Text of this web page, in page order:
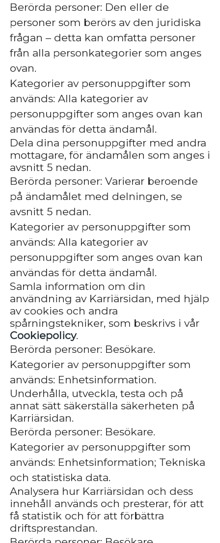
Berörda personer: Den eller de
personer som berörs av den juridiska
frågan – detta kan omfatta personer
från alla personkategorier som anges
ovan.
Kategorier av personuppgifter som
används: Alla kategorier av
personuppgifter som anges ovan kan
användas för detta ändamål.
Dela dina personuppgifter med andra
mottagare, för ändamålen som anges i
avsnitt 5 nedan.
Berörda personer: Varierar beroende
på ändamålet med delningen, se
avsnitt 5 nedan.
Kategorier av personuppgifter som
används: Alla kategorier av
personuppgifter som anges ovan kan
användas för detta ändamål.
Samla information om din
användning av Karriärsidan, med hjälp
av cookies och andra
spårningstekniker, som beskrivs i vår
Cookiepolicy.
Berörda personer: Besökare.
Kategorier av personuppgifter som
används: Enhetsinformation.
Underhålla, utveckla, testa och på
annat sätt säkerställa säkerheten på
Karriärsidan.
Berörda personer: Besökare.
Kategorier av personuppgifter som
används: Enhetsinformation; Tekniska
och statistiska data.
Analysera hur Karriärsidan och dess
innehåll används och presterar, för att
få statistik och för att förbättra
driftsprestandan.